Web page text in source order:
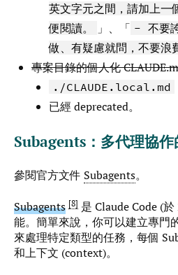
英文字元之間，請加上一
便閱讀。
」、「 - 不要
做、有疑慮就問，不要浪
專案目錄的個人化
./CLAUDE.local.md
已經 deprecated。
Subagents：多代理協作
參閱官方文件 Subagents。
Subagents 8 是 Claude Code (
能。簡單來說，你可以建立專門
來處理特定類型的任務，每個
和上下文 (context)。